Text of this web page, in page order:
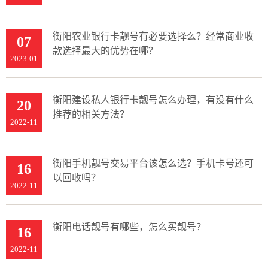
07
2023-01
衡阳农业银行卡靓号有必要选择么？经常商业收
款选择最大的优势在哪？
20
2022-11
衡阳建设私人银行卡靓号怎么办理，有没有什么
推荐的相关方法？
16
2022-11
衡阳手机靓号交易平台该怎么选？手机卡号还可
以回收吗？
16
2022-11
衡阳电话靓号有哪些，怎么买靓号？